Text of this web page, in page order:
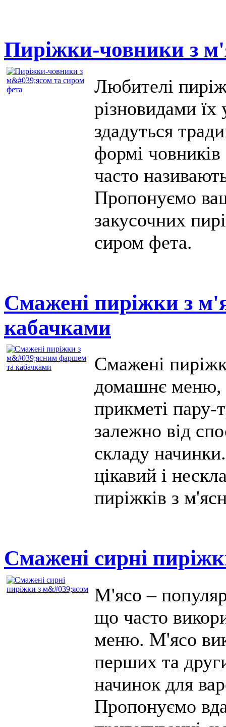
Пиріжки-човники з
Любителі
різновидами
здадуться
формі
часто
Пропонуємо
закусочних
сиром фета.
Смажені пиріжки з
кабачками
Смажені
домашнє меню,
прикметі пару-
залежно від
складу
цікавий і
пиріжків з
Смажені сирні
М'ясо –
що часто
меню. М'ясо
перших та
начинок для
Пропонуємо